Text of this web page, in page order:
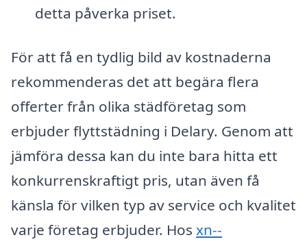
detta påverka priset.
För att få en tydlig bild av kostnaderna
rekommenderas det att begära flera
offerter från olika städföretag som
erbjuder flyttstädning i Delary. Genom att
jämföra dessa kan du inte bara hitta ett
konkurrenskraftigt pris, utan även få
känsla för vilken typ av service och kvalitet
varje företag erbjuder. Hos xn--